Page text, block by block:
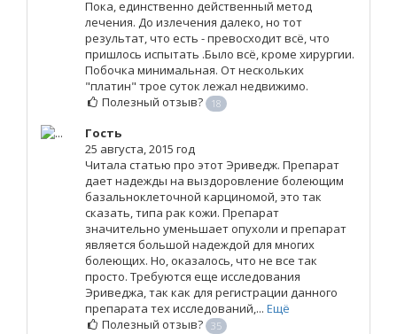
Пока, единственно действенный метод
лечения. До излечения далеко, но тот
результат, что есть - превосходит всё, что
пришлось испытать .Было всё, кроме хирургии.
Побочка минимальная. От нескольких
"платин" трое суток лежал недвижимо.
Полезный отзыв? 18
Гость
25 августа, 2015 год
Читала статью про этот Эриведж. Препарат
дает надежды на выздоровление болеющим
базальноклеточной карциномой, это так
сказать, типа рак кожи. Препарат
значительно уменьшает опухоли и препарат
является большой надеждой для многих
болеющих. Но, оказалось, что не все так
просто. Требуются еще исследования
Эриведжа, так как для регистрации данного
препарата тех исследований,... Ещё
Полезный отзыв? 35